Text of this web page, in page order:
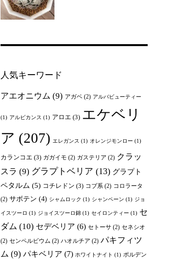
人気キーワード
アエオニウム (9) アガベ (2) アルバビューティー
(1) アルビカンス (1) アロエ (3) エケベリ
ア (207) エレガンス (1) オレンジモンロー (1)
カランコエ (3) ガガイモ (2) ガステリア (2) クラッ
スラ (9) グラプトベリア (13) グラプト
ペタルム (5) コチレドン (3) コブ系 (2) コロラータ
(2) サボテン (4) シャムロック (1) シャンペーン (1) ジョ
イスツーロ (1) ジョイスツーロ錦 (1) セイロンティー (1) セ
ダム (10) セデベリア (6) セトーサ (2) セネシオ
(2) センペルビウム (2) ハオルチア (2) パキフィツ
ム (9) パキベリア (7) ホワイトナイト (1) ポルデン